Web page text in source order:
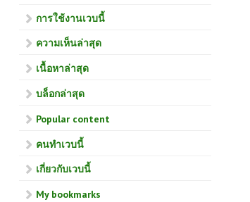
การใช้งานเวบนี้
ความเห็นล่าสุด
เนื้อหาล่าสุด
บล็อกล่าสุด
Popular content
คนทำเวบนี้
เกี่ยวกับเวบนี้
My bookmarks